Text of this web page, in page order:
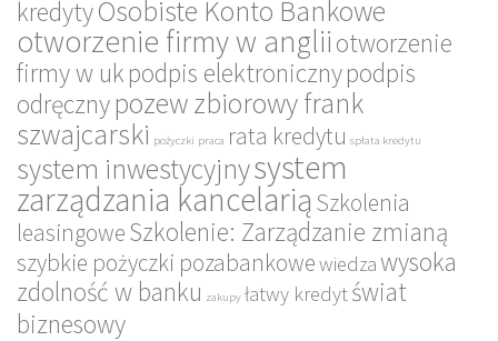
kredytyOsobiste Konto Bankowe
otworzenie firmy w anglii otworzenie
firmy w uk podpis elektronicznypodpis
odręcznypozew zbiorowy frank
szwajcarski pożyczki praca rata kredytu spłata kredytu
system inwestycyjnysystem
zarządzania kancelarią Szkolenia
leasingoweSzkolenie: Zarządzanie zmianą
szybkie pożyczki pozabankowewiedzawysoka
zdolność w banku zakupy łatwy kredytświat
biznesowy